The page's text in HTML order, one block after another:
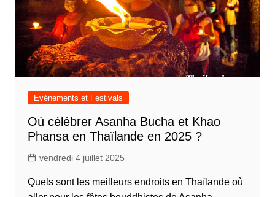
Evénements et Festivals
Où célébrer Asanha Bucha et Khao
Phansa en Thaïlande en 2025 ?
vendredi 4 juillet 2025
Quels sont les meilleurs endroits en Thaïlande où